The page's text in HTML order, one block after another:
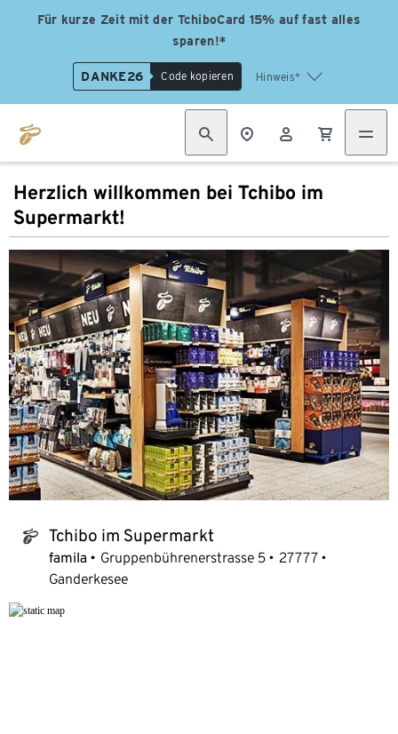
Für kurze Zeit mit der TchiboCard 15% auf fast alles
sparen!*
DANKE26 Code kopieren Hinweis*
Herzlich willkommen bei Tchibo im
Supermarkt!
tchibo_logo Tchibo im Supermarkt
famila Gruppenbührenerstrasse 5
27777
Ganderkesee